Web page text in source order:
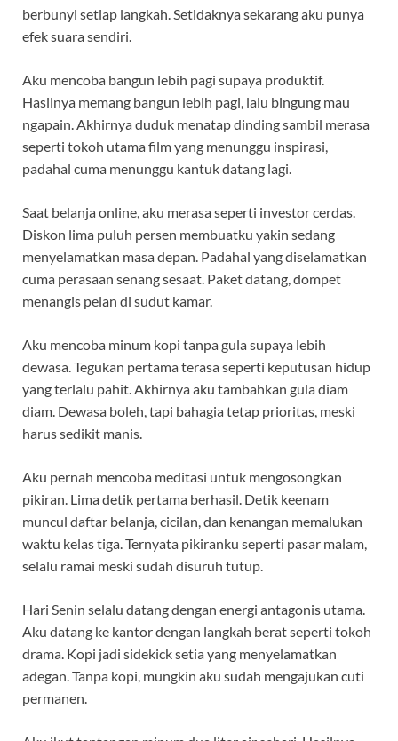
berbunyi setiap langkah. Setidaknya sekarang aku punya
efek suara sendiri.
Aku mencoba bangun lebih pagi supaya produktif.
Hasilnya memang bangun lebih pagi, lalu bingung mau
ngapain. Akhirnya duduk menatap dinding sambil merasa
seperti tokoh utama film yang menunggu inspirasi,
padahal cuma menunggu kantuk datang lagi.
Saat belanja online, aku merasa seperti investor cerdas.
Diskon lima puluh persen membuatku yakin sedang
menyelamatkan masa depan. Padahal yang diselamatkan
cuma perasaan senang sesaat. Paket datang, dompet
menangis pelan di sudut kamar.
Aku mencoba minum kopi tanpa gula supaya lebih
dewasa. Tegukan pertama terasa seperti keputusan hidup
yang terlalu pahit. Akhirnya aku tambahkan gula diam
diam. Dewasa boleh, tapi bahagia tetap prioritas, meski
harus sedikit manis.
Aku pernah mencoba meditasi untuk mengosongkan
pikiran. Lima detik pertama berhasil. Detik keenam
muncul daftar belanja, cicilan, dan kenangan memalukan
waktu kelas tiga. Ternyata pikiranku seperti pasar malam,
selalu ramai meski sudah disuruh tutup.
Hari Senin selalu datang dengan energi antagonis utama.
Aku datang ke kantor dengan langkah berat seperti tokoh
drama. Kopi jadi sidekick setia yang menyelamatkan
adegan. Tanpa kopi, mungkin aku sudah mengajukan cuti
permanen.